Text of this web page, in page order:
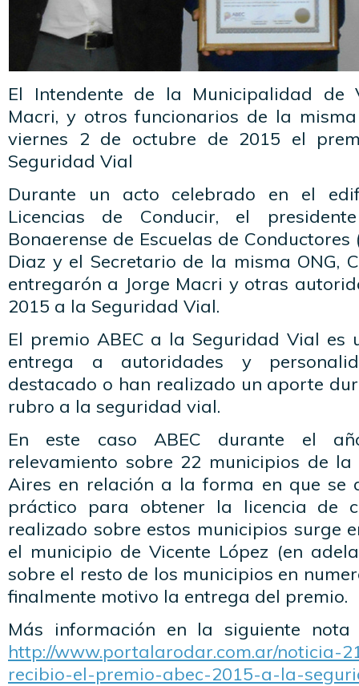
El Intendente de la Municipalidad de
Macri, y otros funcionarios de la
viernes 2 de octubre de 2015 el
Seguridad Vial
Durante un acto celebrado en el
Licencias de Conducir, el
Bonaerense de Escuelas de Conductores
Diaz y el Secretario de la misma ONG,
entregarón a Jorge Macri y otras
2015 a la Seguridad Vial.
El premio ABEC a la Seguridad Vial es
entrega a autoridades y
destacado o han realizado un aporte
rubro a la seguridad vial.
En este caso ABEC durante el
relevamiento sobre 22 municipios de
Aires en relación a la forma en que se
práctico para obtener la licencia de
realizado sobre estos municipios surge
el municipio de Vicente López (en
sobre el resto de los municipios en
finalmente motivo la entrega del premio.
Más información en la siguiente
http://www.portalarodar.com.ar/noticia-
recibio-el-premio-abec-2015-a-la-